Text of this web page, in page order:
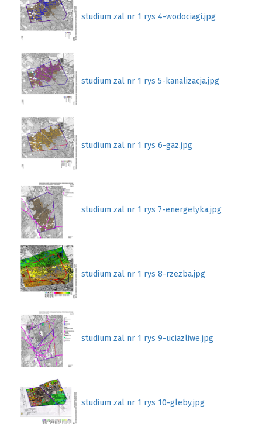
studium zal nr 1 rys 4-wodociagi.jpg
studium zal nr 1 rys 5-kanalizacja.jpg
studium zal nr 1 rys 6-gaz.jpg
studium zal nr 1 rys 7-energetyka.jpg
studium zal nr 1 rys 8-rzezba.jpg
studium zal nr 1 rys 9-uciazliwe.jpg
studium zal nr 1 rys 10-gleby.jpg